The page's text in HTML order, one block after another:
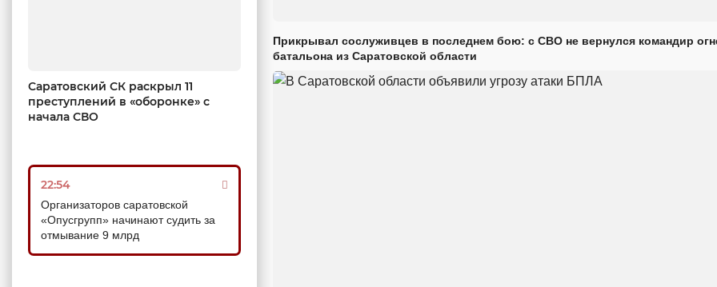
Саратовский СК раскрыл 11
преступлений в «оборонке» с
начала СВО
22:54
Организаторов саратовской
«Опусгрупп» начинают судить за
отмывание 9 млрд
Прикрывал сослуживцев в последнем бою: с СВО не вернулся командир
батальона из Саратовской области